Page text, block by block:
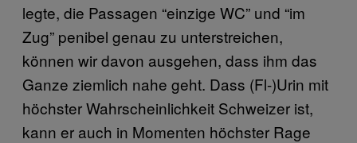
legte, die Passagen “einzige WC” und “im
Zug” penibel genau zu unterstreichen,
können wir davon ausgehen, dass ihm das
Ganze ziemlich nahe geht. Dass (Fl-)Urin mit
höchster Wahrscheinlichkeit Schweizer ist,
kann er auch in Momenten höchster Rage